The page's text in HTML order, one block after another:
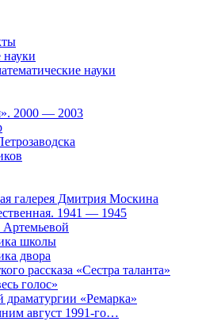
науки
2000 — 2003
галерея Дмитрия Москина
1941 — 1945
школы
двора
рассказа «Сестра таланта»
голос»
драматургии «Ремарка»
август 1991-го…